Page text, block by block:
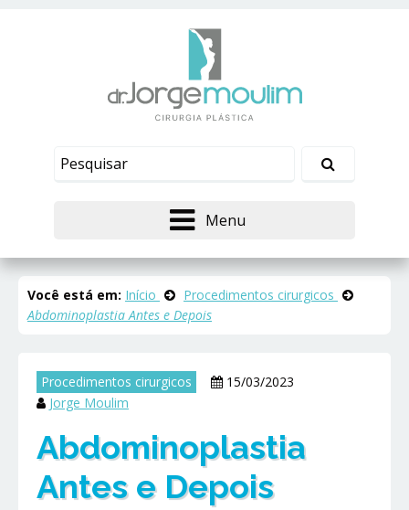
Menu
Você está em: Início
Procedimentos cirurgicos
Abdominoplastia Antes e Depois
Procedimentos cirurgicos
15/03/2023
Jorge Moulim
Abdominoplastia
Antes e Depois